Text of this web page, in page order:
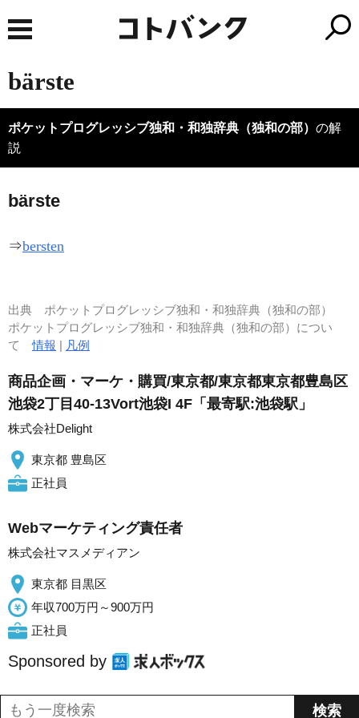
bärste
ポケットプログレッシブ独和・和独辞典（独和の部） の解
説
bärste
⇒bersten
出典 ポケットプログレッシブ独和・和独辞典（独和の部）
ポケットプログレッシブ独和・和独辞典（独和の部）につい
て情報 | 凡例
商品企画・マーケ・購買/東京都/東京都東京都豊島区
池袋2丁目40-13Vort池袋I 4F「最寄駅:池袋駅」
株式会社Delight
東京都 豊島区
正社員
Webマーケティング責任者
株式会社マスメディアン
東京都 目黒区
年収700万円～900万円
正社員
Sponsored by